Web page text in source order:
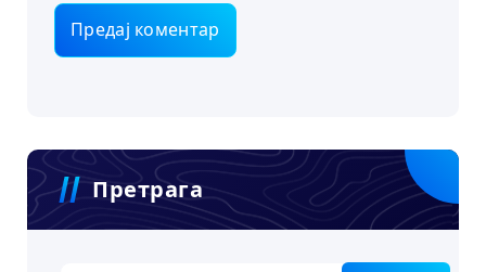
Претрага